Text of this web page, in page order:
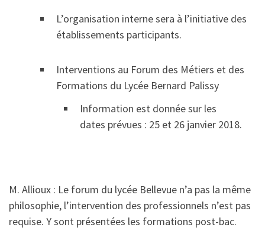
L’organisation interne sera à l’initiative des
établissements participants.
Interventions au Forum des Métiers et des
Formations du Lycée Bernard Palissy
Information est donnée sur les
dates prévues : 25 et 26 janvier 2018.
M. Allioux : Le forum du lycée Bellevue n’a pas la même
philosophie, l’intervention des professionnels n’est pas
requise. Y sont présentées les formations post-bac.